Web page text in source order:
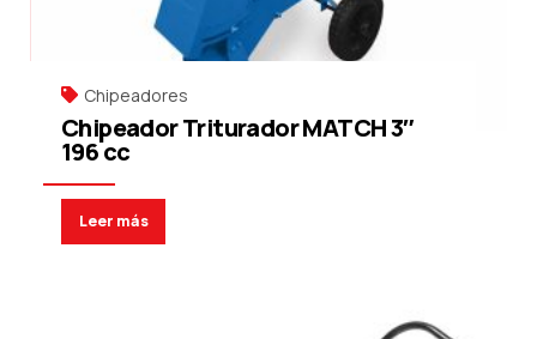
Chipeadores
Chipeador Triturador MATCH 3″
196 cc
Leer más